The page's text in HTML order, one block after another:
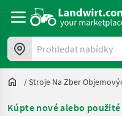
Prohledat nabídky
/Stroje Na Zber
Kúpte nové alebo